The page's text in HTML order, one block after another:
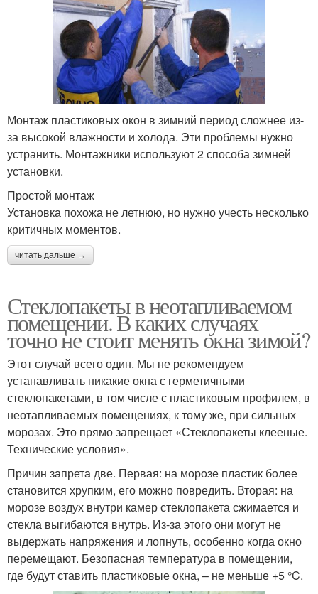
Монтаж пластиковых окон в зимний период сложнее из-
за высокой влажности и холода. Эти проблемы нужно
устранить. Монтажники используют 2 способа зимней
установки.
Простой монтаж
Установка похожа не летнюю, но нужно учесть несколько
критичных моментов.
читать дальше →
Стеклопакеты в неотапливаемом
помещении. В каких случаях
точно не стоит менять окна зимой?
Этот случай всего один. Мы не рекомендуем
устанавливать никакие окна с герметичными
стеклопакетами, в том числе с пластиковым профилем, в
неотапливаемых помещениях, к тому же, при сильных
морозах. Это прямо запрещает «Стеклопакеты клееные.
Технические условия».
Причин запрета две. Первая: на морозе пластик более
становится хрупким, его можно повредить. Вторая: на
морозе воздух внутри камер стеклопакета сжимается и
стекла выгибаются внутрь. Из-за этого они могут не
выдержать напряжения и лопнуть, особенно когда окно
перемещают. Безопасная температура в помещении,
где будут ставить пластиковые окна, – не меньше +5 °C.